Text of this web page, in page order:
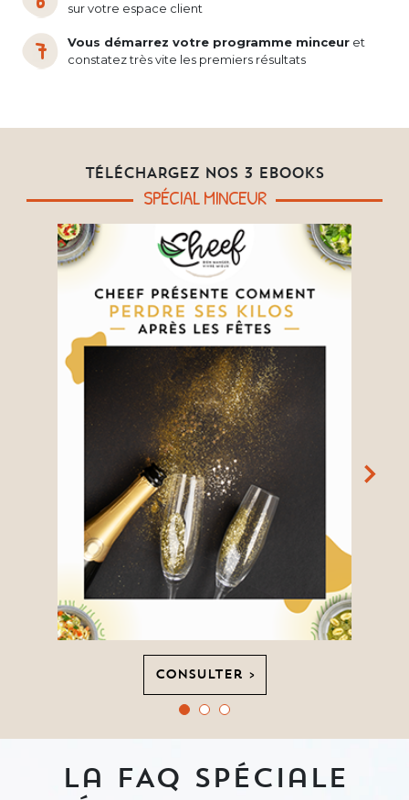
sur votre espace client
Vous démarrez votre programme minceur et
constatez très vite les premiers résultats
TÉLÉCHARGEZ NOS 3 EBOOKS
SPÉCIAL MINCEUR
Consulter >
La FAQ spéciale